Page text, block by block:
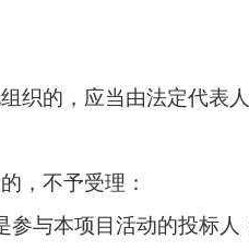
织的，应当由法定代表
，不予受理：
与本项目活动的投标人